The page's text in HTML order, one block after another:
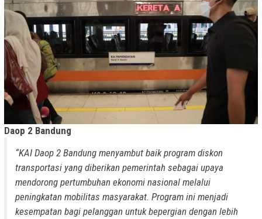
Daop 2 Bandung
“KAI Daop 2 Bandung menyambut baik program diskon
transportasi yang diberikan pemerintah sebagai upaya
mendorong pertumbuhan ekonomi nasional melalui
peningkatan mobilitas masyarakat. Program ini menjadi
kesempatan bagi pelanggan untuk bepergian dengan lebih